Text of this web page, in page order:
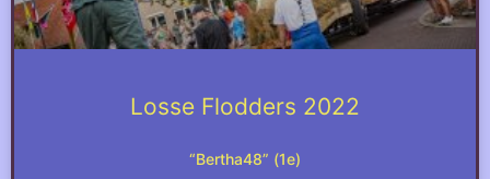
Losse Flodders 2022
“Bertha48” (1e)